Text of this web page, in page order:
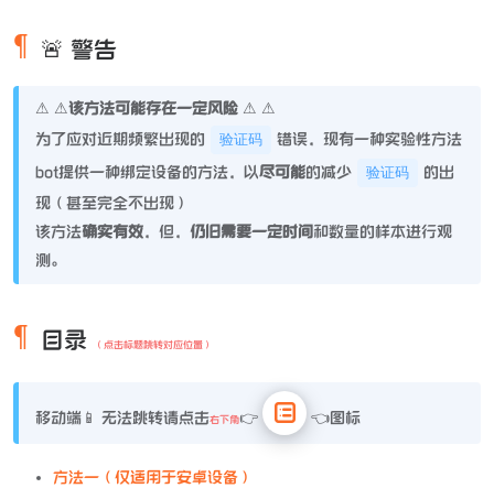
🚨 警告
⚠ ⚠该方法可能存在一定风险 ⚠ ⚠
为了应对近期频繁出现的
验证码
错误，现有一种实验性方法
bot提供一种绑定设备的方法，以尽可能的减少 验证码
的出
现（甚至完全不出现）
该方法​确实有效​，但， 仍旧需要一定时间和数量的样本进行观
测。
目录 （点击标题跳转对应位置）
移动端📱 无法跳转请点击右下角👉 👈图标
方法一（仅适用于安卓设备）